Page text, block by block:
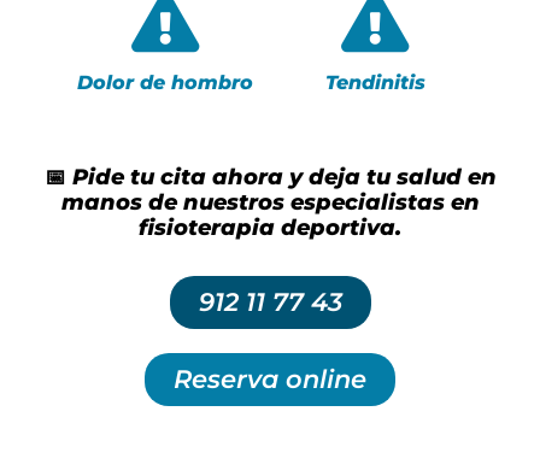
Dolor de hombro Tendinitis
📅 Pide tu cita ahora y deja tu salud en
manos de nuestros especialistas en
fisioterapia deportiva.
912 11 77 43
Reserva online